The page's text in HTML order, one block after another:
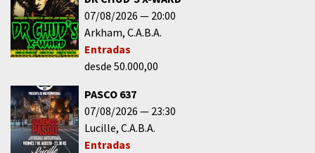
07/08/2026
20:00
Arkham C.A.B.A.
Entradas
desde 50.000,00
PASCO 637
07/08/2026
23:30
Lucille C.A.B.A.
Entradas